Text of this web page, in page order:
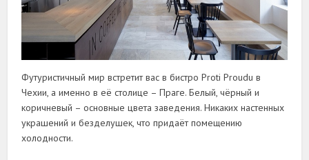
Футуристичный мир встретит вас в бистро Proti Proudu в
Чехии, а именно в её столице – Праге. Белый, чёрный и
коричневый – основные цвета заведения. Никаких настенных
украшений и безделушек, что придаёт помещению
холодности.